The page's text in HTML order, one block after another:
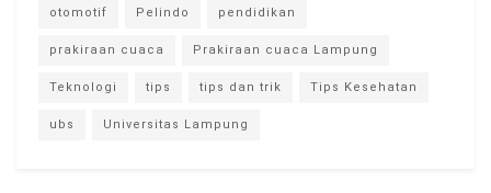
otomotif Pelindo pendidikan
prakiraan cuaca Prakiraan cuaca Lampung
Teknologi tips tips dan trik Tips Kesehatan
ubs Universitas Lampung